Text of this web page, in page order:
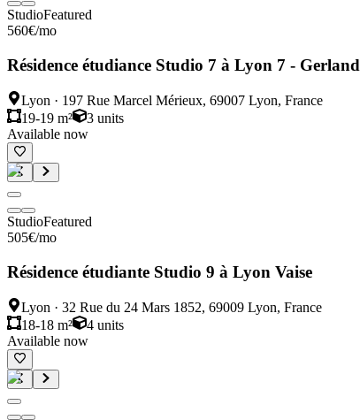
StudioFeatured
560€/mo
Résidence étudiance Studio 7 à Lyon 7 - Gerland
Lyon · 197 Rue Marcel Mérieux, 69007 Lyon, France
19-19 m²
3 units
Available now
StudioFeatured
505€/mo
Résidence étudiante Studio 9 à Lyon Vaise
Lyon · 32 Rue du 24 Mars 1852, 69009 Lyon, France
18-18 m²
4 units
Available now